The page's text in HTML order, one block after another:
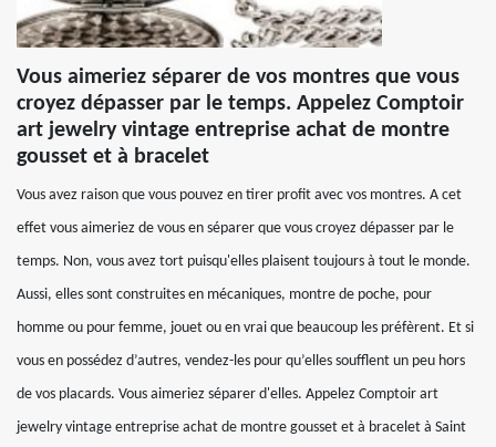
Vous aimeriez séparer de vos montres que vous
croyez dépasser par le temps. Appelez Comptoir
art jewelry vintage entreprise achat de montre
gousset et à bracelet
Vous avez raison que vous pouvez en tirer profit avec vos montres. A cet
effet vous aimeriez de vous en séparer que vous croyez dépasser par le
temps. Non, vous avez tort puisqu'elles plaisent toujours à tout le monde.
Aussi, elles sont construites en mécaniques, montre de poche, pour
homme ou pour femme, jouet ou en vrai que beaucoup les préfèrent. Et si
vous en possédez d’autres, vendez-les pour qu’elles soufflent un peu hors
de vos placards. Vous aimeriez séparer d'elles. Appelez Comptoir art
jewelry vintage entreprise achat de montre gousset et à bracelet à Saint